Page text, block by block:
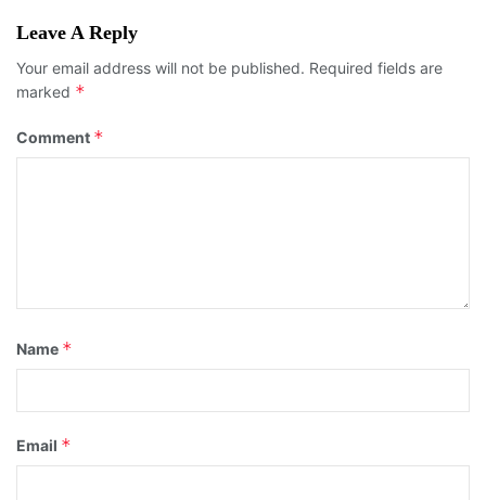
Leave A Reply
Your email address will not be published. Required fields are
marked *
Comment *
Name *
Email *